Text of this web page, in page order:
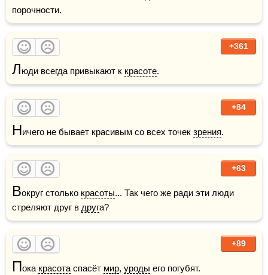
порочности.
+361
Люди всегда привыкают к красоте.
+84
Ничего не бывает красивым со всех точек зрения.
+63
Вокруг столько красоты... Так чего же ради эти люди
стреляют друг в друга?
+89
Пока красота спасёт мир, уроды его погубят.